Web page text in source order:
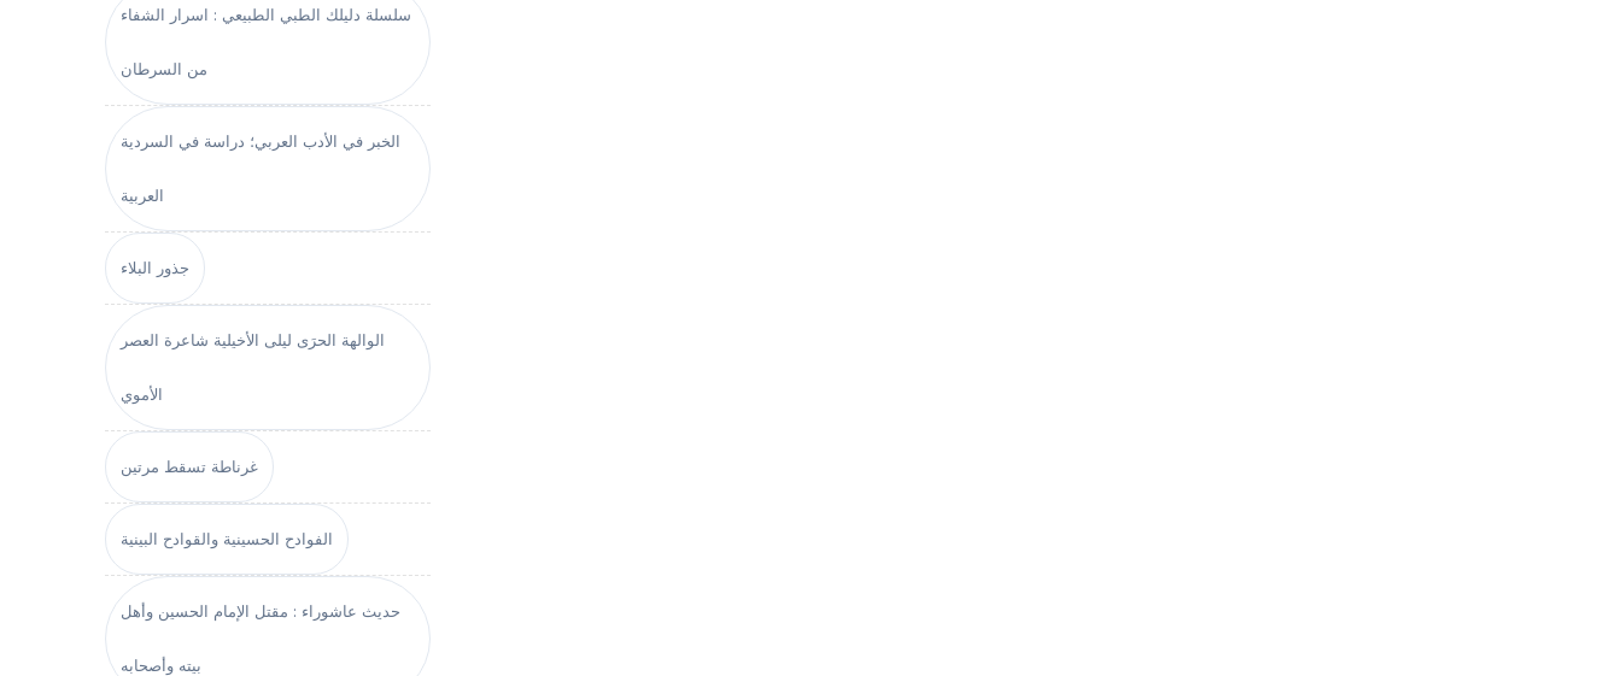
سلسلة دليلك الطبي الطبيعي : اسرار الشفاء
من السرطان
الخبر في الأدب العربي؛ دراسة في السردية
العربية
جذور البلاء
الوالهة الحرَى ليلى الأخيلية شاعرة العصر
الأموي
غرناطة تسقط مرتين
الفوادح الحسينية والقوادح البينية
حديث عاشوراء : مقتل الإمام الحسين وأهل
بيته وأصحابه